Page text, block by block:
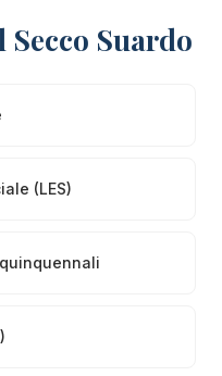
Suardo
(LES)